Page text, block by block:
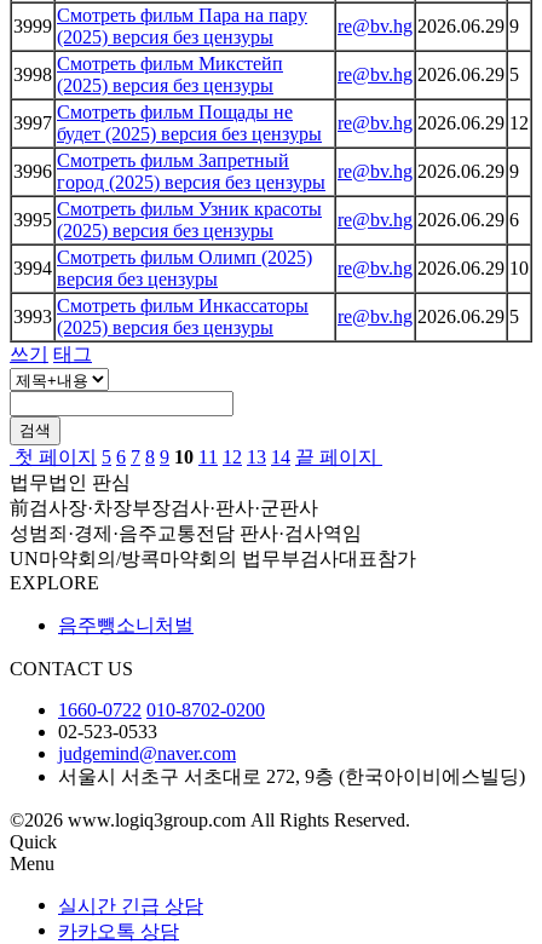
3999
Смотреть фильм Пара на пару
(2025) версия без цензуры
re@bv.hg 2026.06.29 9
3998
Смотреть фильм Микстейп
(2025) версия без цензуры
re@bv.hg 2026.06.29 5
3997
Смотреть фильм Пощады не
будет (2025) версия без цензуры
re@bv.hg 2026.06.29 12
3996
Смотреть фильм Запретный
город (2025) версия без цензуры
re@bv.hg 2026.06.29 9
3995
Смотреть фильм Узник красоты
(2025) версия без цензуры
re@bv.hg 2026.06.29 6
3994
Смотреть фильм Олимп (2025)
версия без цензуры
re@bv.hg 2026.06.29 10
3993
Смотреть фильм Инкассаторы
(2025) версия без цензуры
re@bv.hg 2026.06.29 5
쓰기
태그
검색
첫 페이지 5 6 7 8 9 10 11 12 13 14 끝 페이지
법무법인 판심
前검사장·차장부장검사·판사·군판사
성범죄·경제·음주교통전담 판사·검사역임
UN마약회의/방콕마약회의 법무부검사대표참가
EXPLORE
음주뺑소니처벌
CONTACT US
1660-0722 010-8702-0200
02-523-0533
judgemind@naver.com
서울시 서초구 서초대로 272, 9층 (한국아이비에스빌딩)
©2026 www.logiq3group.com All Rights Reserved.
Quick
Menu
실시간 긴급 상담
카카오톡 상담